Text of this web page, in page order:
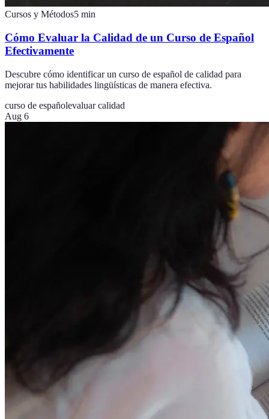
Cursos y Métodos5 min
Cómo Evaluar la Calidad de un Curso de Español
Efectivamente
Descubre cómo identificar un curso de español de calidad para
mejorar tus habilidades lingüísticas de manera efectiva.
curso de españolevaluar calidad
Aug 6